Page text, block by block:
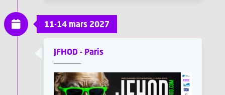
JFHOD - Paris
11-14 mars 2027